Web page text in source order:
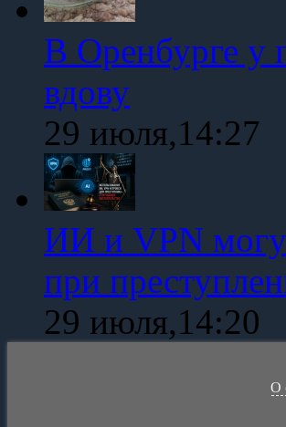
В Оренбурге у
вдову
29 июля,14:27
ИИ и VPN
при
29 июля,14:20
О